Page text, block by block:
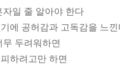
일 줄 알아야 한다
에 공허감과 고독감을 느낀
두려워하면
하려고만 하면